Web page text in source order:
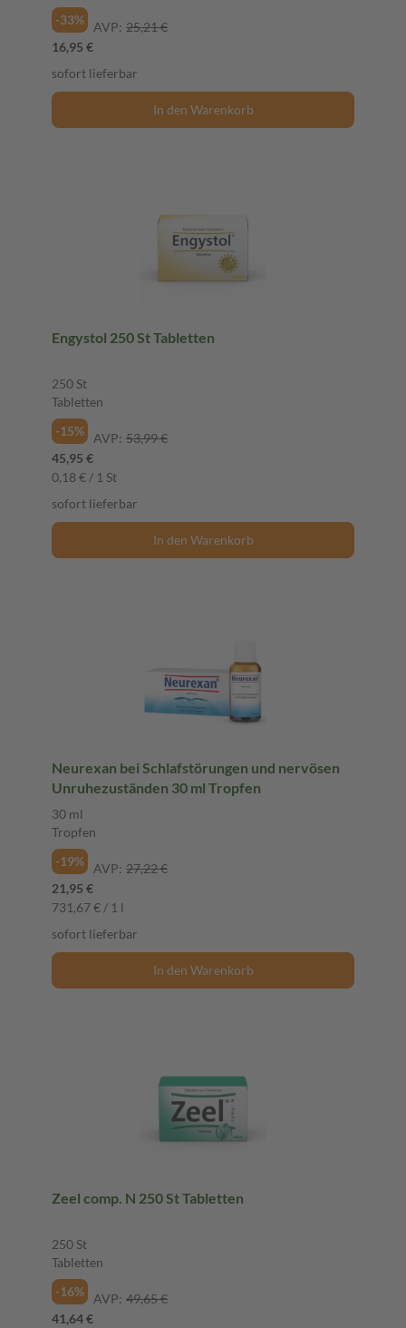
-33%
AVP: 25,21 €
16,95 €
sofort lieferbar
In den Warenkorb
Engystol 250 St Tabletten
250 St
Tabletten
-15%
AVP: 53,99 €
45,95 €
0,18 € / 1 St
sofort lieferbar
In den Warenkorb
Neurexan bei Schlafstörungen und nervösen
Unruhezuständen 30 ml Tropfen
30 ml
Tropfen
-19%
AVP: 27,22 €
21,95 €
731,67 € / 1 l
sofort lieferbar
In den Warenkorb
Zeel comp. N 250 St Tabletten
250 St
Tabletten
-16%
AVP: 49,65 €
41,64 €